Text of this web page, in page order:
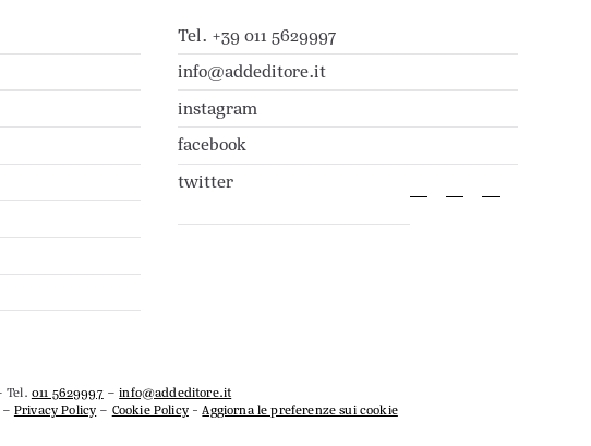
Tel. +39 011 5629997
info@addeditore.it
instagram
facebook
twitter
Tel. 011 5629997–info@addeditore.it
– Privacy Policy – Cookie Policy-Aggiorna le preferenze sui cookie